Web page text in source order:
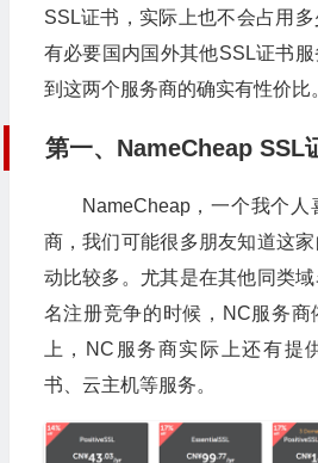
SSL证书，实际上也不会占用
有必要国内国外其他SSL证书
到这两个服务商的确实有性价比
第一、NameCheap SSL
NameCheap，一个我个
商，我们可能很多朋友知道这
动比较多。尤其是在其他同类
名注册竞争的时候，NC服务
上，NC服务商实际上还有提
书、云主机等服务。